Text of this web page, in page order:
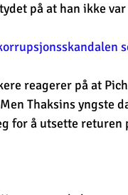
på at han ikke
reagerer på at
Thaksins yngste
for å utsette